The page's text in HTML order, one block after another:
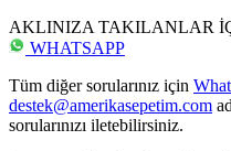
AKLINIZA TAKILANLAR
WHATSAPP
Tüm diğer sorularınız için
destek@amerikasepetim.com
sorularınızı iletebilirsiniz.